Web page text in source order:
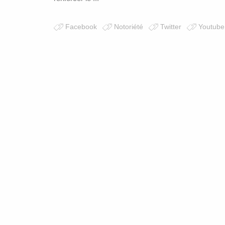
Facebook Notoriété Twitter Youtube